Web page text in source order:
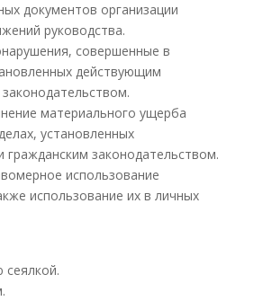
документов организации
руководства.
совершенные в
действующим
материального ущерба
установленных
законодательством.
использование
использование их в личных
сеялкой.